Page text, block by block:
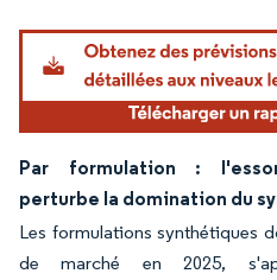
Par formulation :
perturbe la domination du
Les formulations synthétiques
de marché en 2025,